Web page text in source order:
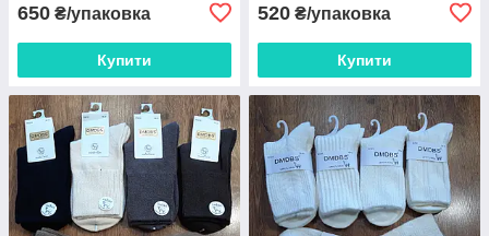
650 ₴/упаковка
Купити
520 ₴/упаковка
Купити